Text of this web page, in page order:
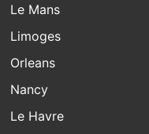
Le Mans
Limoges
Orleans
Nancy
Le Havre